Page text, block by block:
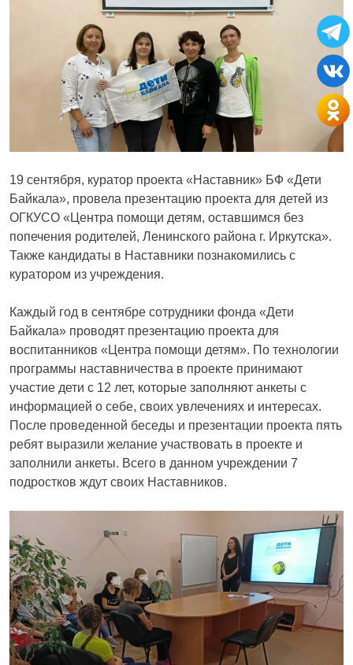
19 сентября, куратор проекта «Наставник» БФ «Дети
Байкала», провела презентацию проекта для детей из
ОГКУСО «Центра помощи детям, оставшимся без
попечения родителей, Ленинского района г. Иркутска».
Также кандидаты в Наставники познакомились с
куратором из учреждения.
Каждый год в сентябре сотрудники фонда «Дети
Байкала» проводят презентацию проекта для
воспитанников «Центра помощи детям». По технологии
программы наставничества в проекте принимают
участие дети с 12 лет, которые заполняют анкеты с
информацией о себе, своих увлечениях и интересах.
После проведенной беседы и презентации проекта пять
ребят выразили желание участвовать в проекте и
заполнили анкеты. Всего в данном учреждении 7
подростков ждут своих Наставников.